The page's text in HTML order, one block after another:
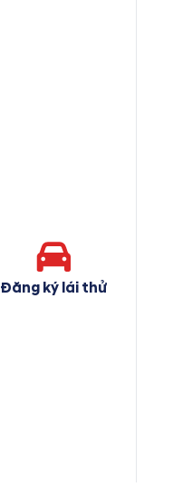
Đăng ký lái thử